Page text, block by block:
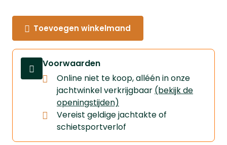
Toevoegen winkelmand
Voorwaarden
Online niet te koop, alléén in onze
jachtwinkel verkrijgbaar (bekijk de
openingstijden)
Vereist geldige jachtakte of
schietsportverlof